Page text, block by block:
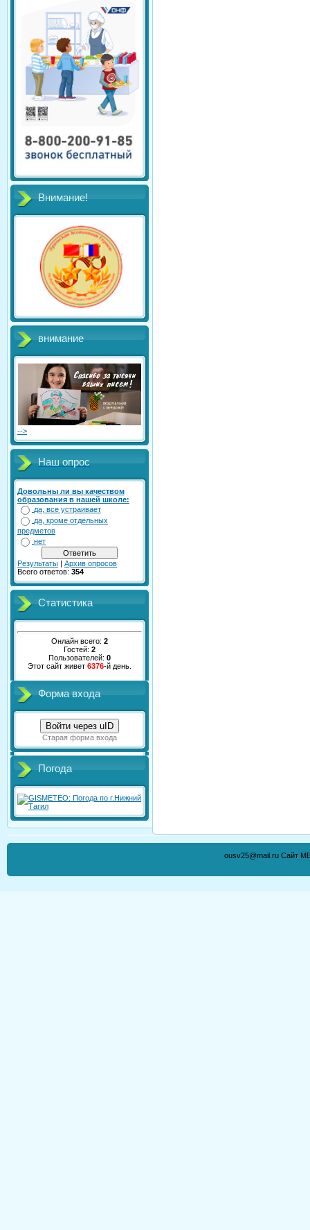
Внимание!
внимание
-->
Наш опрос
Довольны ли вы качеством
образования в нашей школе:
да, все устраивает
да, кроме отдельных
предметов
нет
Результаты | Архив опросов
Всего ответов: 354
Статистика
Онлайн всего: 2
Гостей: 2
Пользователей: 0
Этот сайт живет 6376-й день.
Форма входа
Войти через uID
Старая форма входа
Погода
ousv25@mail.ru Сайт